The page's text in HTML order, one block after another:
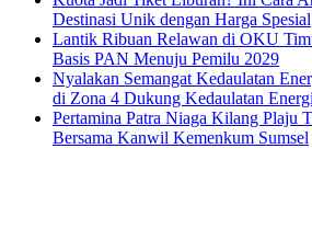
Destinasi Unik dengan Harga Spesial
Lantik Ribuan Relawan di OKU
Basis PAN Menuju Pemilu 2029
Nyalakan Semangat Kedaulatan
di Zona 4 Dukung Kedaulatan Energi
Pertamina Patra Niaga Kilang Plaju
Bersama Kanwil Kemenkum Sumsel